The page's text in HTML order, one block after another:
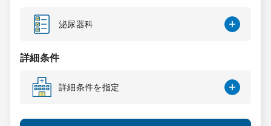
スポット検索
DtoDの転職・
コンサルタント
成功事例
泌尿器科
詳細条件
詳細条件を指定